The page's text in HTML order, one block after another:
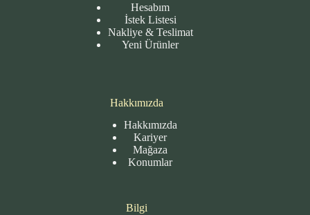
Hesabım
İstek Listesi
Nakliye & Teslimat
Yeni Ürünler
Hakkımızda
Hakkımızda
Kariyer
Mağaza
Konumlar
Bilgi